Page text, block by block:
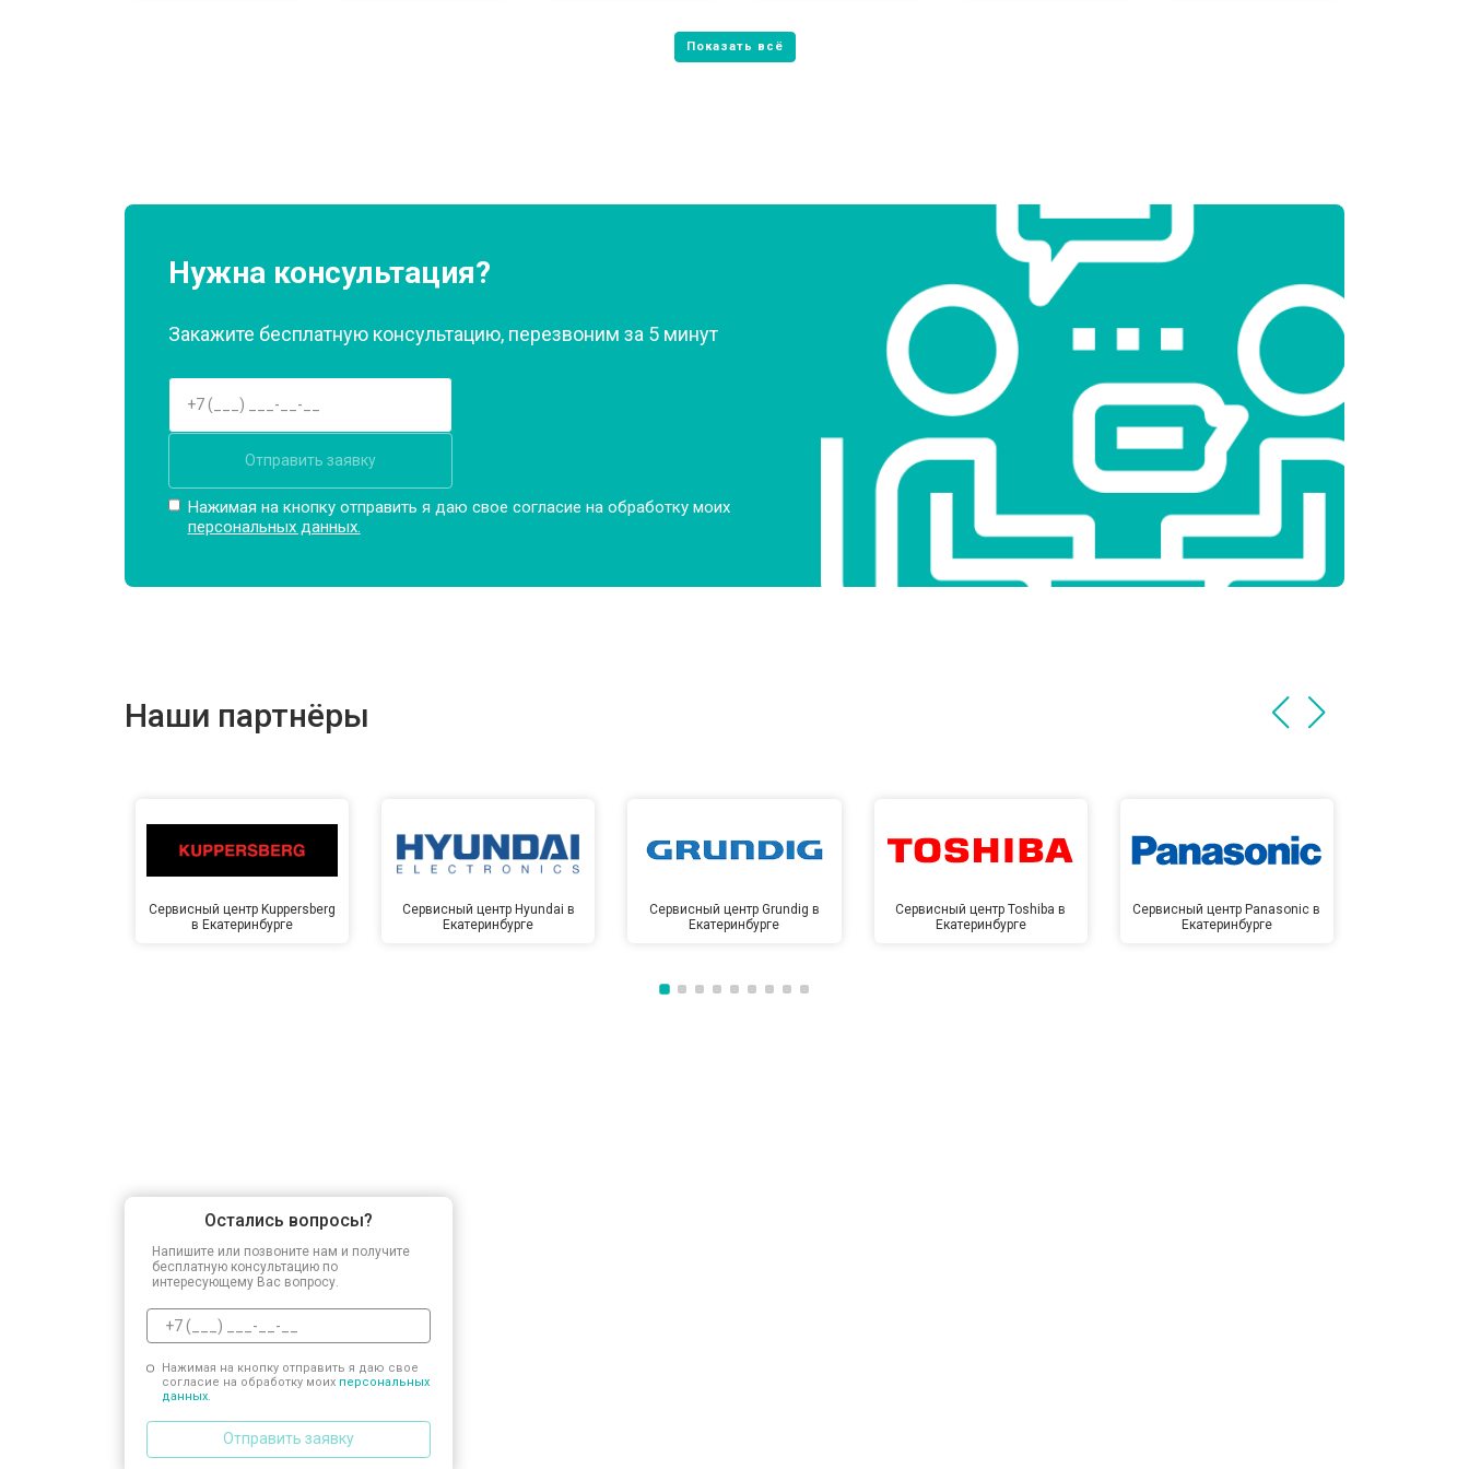
от 80 мин
Нужна консультация?
Закажите бесплатную консультацию, перезвоним за 5 минут
Отправить заявку
Нажимая на кнопку отправить я даю свое согласие на обработку моих
персональных данных.
Наши партнёры
Сервисный центр Kuppersberg
в Екатеринбурге
Сервисный центр Hyundai в
Екатеринбурге
Сервисный центр Grundig в
Екатеринбурге
Сервисный центр Toshiba в
Екатеринбурге
Сервисный центр Panasonic в
Екатеринбурге
Остались вопросы?
Напишите или позвоните нам и получите
бесплатную консультацию по
интересующему Вас вопросу.
Нажимая на кнопку отправить я даю свое
согласие на обработку моих персональных
данных.
Отправить заявку